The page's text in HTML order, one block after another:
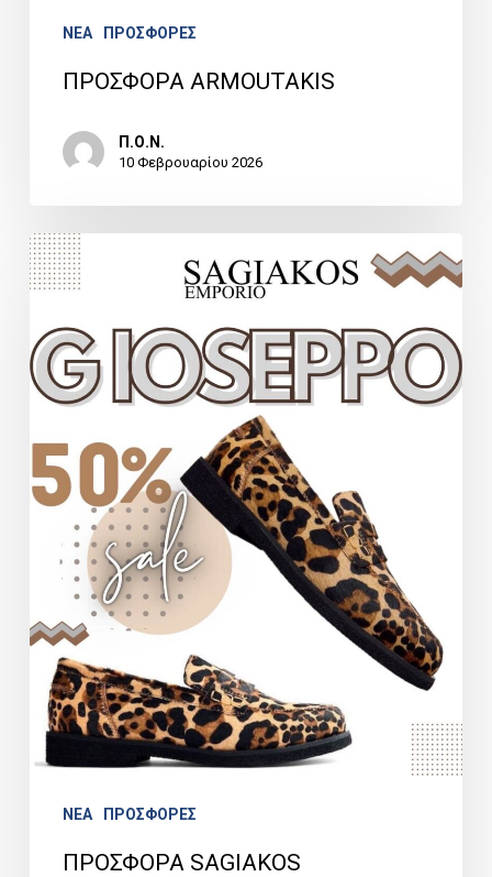
NEA ΠΡΟΣΦΟΡΕΣ
ΠΡΟΣΦΟΡΑ ARMOUTAKIS
Π.Ο.Ν.
10 Φεβρουαρίου 2026
ΠΡΟΣΦΟΡΑ
SAGIAKOS
NEA ΠΡΟΣΦΟΡΕΣ
ΠΡΟΣΦΟΡΑ SAGIAKOS